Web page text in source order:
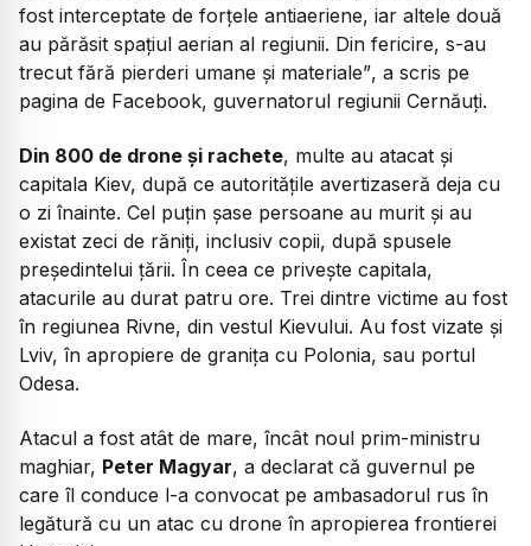
fost interceptate de forțele antiaeriene, iar altele două
au părăsit spațiul aerian al regiunii. Din fericire, s-au
trecut fără pierderi umane și materiale”, a scris pe
pagina de Facebook, guvernatorul regiunii Cernăuți.
Din 800 de drone și rachete, multe au atacat și
capitala Kiev, după ce autoritățile avertizaseră deja cu
o zi înainte. Cel puțin șase persoane au murit și au
existat zeci de răniți, inclusiv copii, după spusele
președintelui țării. În ceea ce privește capitala,
atacurile au durat patru ore. Trei dintre victime au fost
în regiunea Rivne, din vestul Kievului. Au fost vizate și
Lviv, în apropiere de granița cu Polonia, sau portul
Odesa.
Atacul a fost atât de mare, încât noul prim-ministru
maghiar, Peter Magyar, a declarat că guvernul pe
care îl conduce l-a convocat pe ambasadorul rus în
legătură cu un atac cu drone în apropierea frontierei